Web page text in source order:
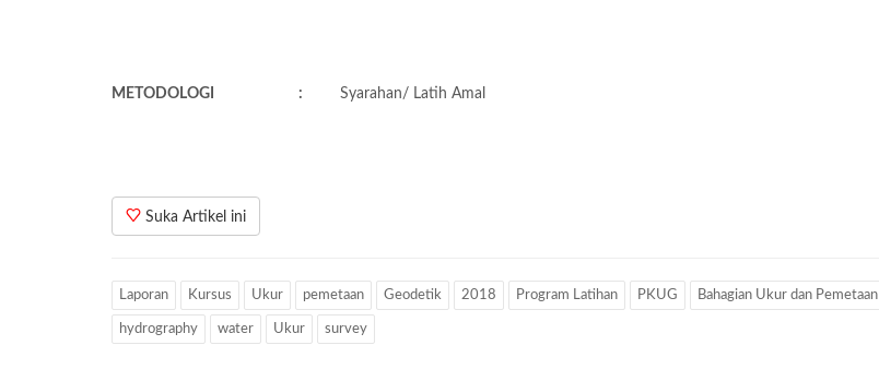
METODOLOGI : Syarahan/ Latih Amal
Suka Artikel ini
Laporan Kursus Ukur pemetaan Geodetik 2018 Program Latihan PKUG Bahagian Ukur dan Pemetaan
hydrography water Ukur survey